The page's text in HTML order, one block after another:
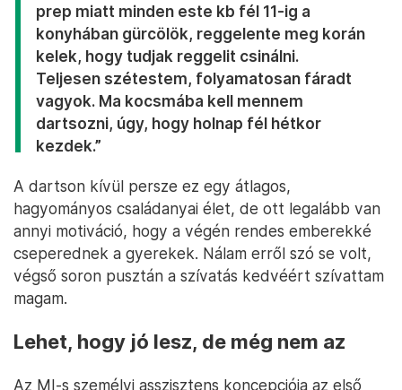
prep miatt minden este kb fél 11-ig a
konyhában gürcölök, reggelente meg korán
kelek, hogy tudjak reggelit csinálni.
Teljesen szétestem, folyamatosan fáradt
vagyok. Ma kocsmába kell mennem
dartsozni, úgy, hogy holnap fél hétkor
kezdek.”
A dartson kívül persze ez egy átlagos,
hagyományos családanyai élet, de ott legalább van
annyi motiváció, hogy a végén rendes emberekké
cseperednek a gyerekek. Nálam erről szó se volt,
végső soron pusztán a szívatás kedvéért szívattam
magam.
Lehet, hogy jó lesz, de még nem az
Az MI-s személyi asszisztens koncepciója az első